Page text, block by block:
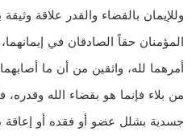
وللإيمان بالقضاء والقدر علاقة
المؤمنان حقاً الصادقان في
أمرهما لله، واثقين من أن ما
من بلاء فإنما هو بقضاء الله وقدره،
جسدية بشلل عضو أو فقده أو إعاقة